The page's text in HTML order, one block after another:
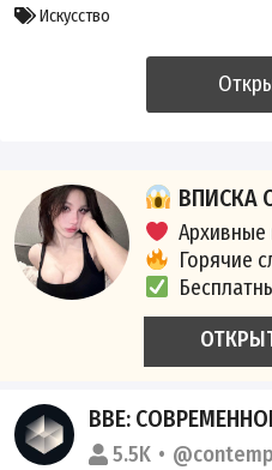
Искусство
ВПИСКА
Архивные
Горячие
BBE:
5.5K